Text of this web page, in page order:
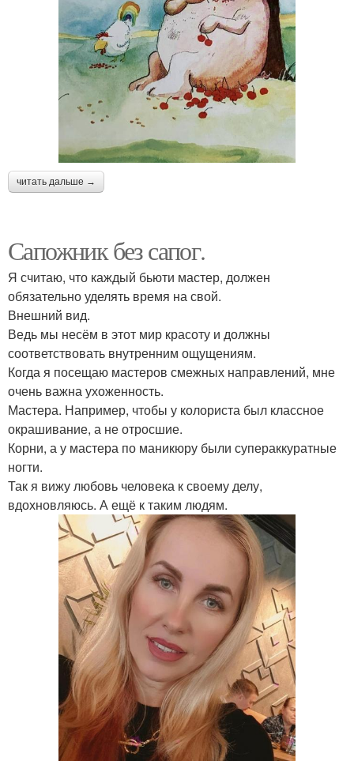
читать дальше →
Сапожник без сапог.
Я считаю, что каждый бьюти мастер, должен
обязательно уделять время на свой.
Внешний вид.
Ведь мы несём в этот мир красоту и должны
соответствовать внутренним ощущениям.
Когда я посещаю мастеров смежных направлений, мне
очень важна ухоженность.
Мастера. Например, чтобы у колориста был классное
окрашивание, а не отросшие.
Корни, а у мастера по маникюру были супераккуратные
ногти.
Так я вижу любовь человека к своему делу,
вдохновляюсь. А ещё к таким людям.